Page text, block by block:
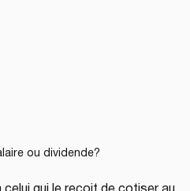
ou dividende?